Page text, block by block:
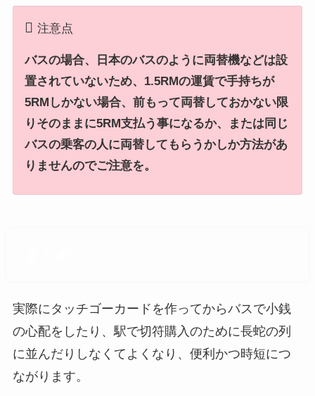
注意点
バスの場合、日本のバスのように両替機などは設
置されていないため、1.5RMの運賃で手持ちが
5RMしかない場合、前もって両替しておかない限
りそのままに5RM支払う事になるか、または同じ
バスの乗客の人に両替してもらうかしか方法があ
りませんのでご注意を。
実際にタッチゴーカードを作ってからバスで小銭
の心配をしたり、駅で切符購入のために長蛇の列
に並んだりしなくてよくなり、便利かつ時短につ
ながります。